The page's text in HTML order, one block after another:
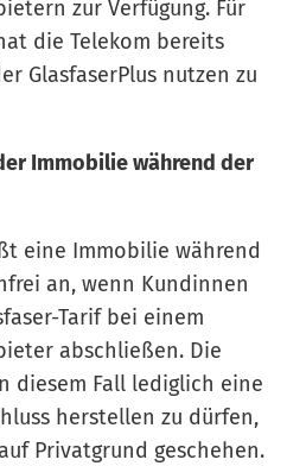
zur Verfügung. Für
die Telekom bereits
GlasfaserPlus nutzen zu
Immobilie während der
eine Immobilie während
an, wenn Kundinnen
Tarif bei einem
abschließen. Die
diesem Fall lediglich eine
herstellen zu dürfen,
Privatgrund geschehen.